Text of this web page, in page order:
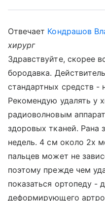
Отвечает Кондрашов
хирург
Здравствуйте, скорее
бородавка.
стандартных средств -
Рекомендую удалять у
радиоволновым
здоровых тканей. Рана
недель. 4 см около 2х
пальцев может не
поэтому прежде чем
показаться ортопеду -
деформирующего